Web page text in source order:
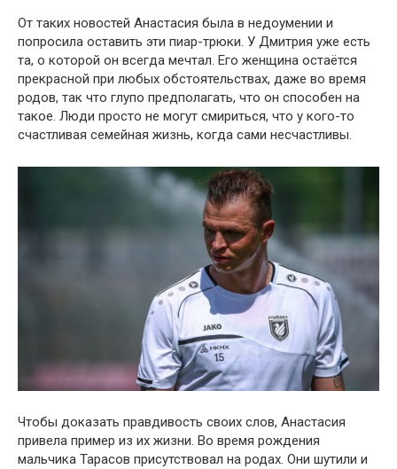
От таких новостей Анастасия была в недоумении и
попросила оставить эти пиар-трюки. У Дмитрия уже есть
та, о которой он всегда мечтал. Его женщина остаётся
прекрасной при любых обстоятельствах, даже во время
родов, так что глупо предполагать, что он способен на
такое. Люди просто не могут смириться, что у кого-то
счастливая семейная жизнь, когда сами несчастливы.
Чтобы доказать правдивость своих слов, Анастасия
привела пример из их жизни. Во время рождения
мальчика Тарасов присутствовал на родах. Они шутили и